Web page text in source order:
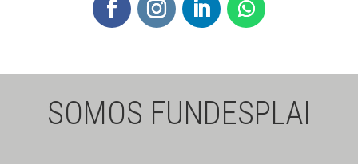
SOMOS FUNDESPLAI